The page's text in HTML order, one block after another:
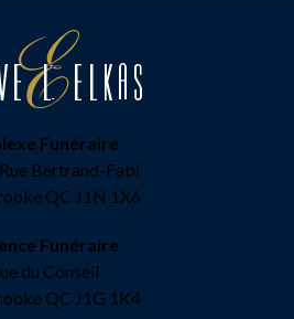
Funéraire
Bertrand-Fabi
QC J1N 1X6
Funéraire
du Conseil
QC J1G 1K4